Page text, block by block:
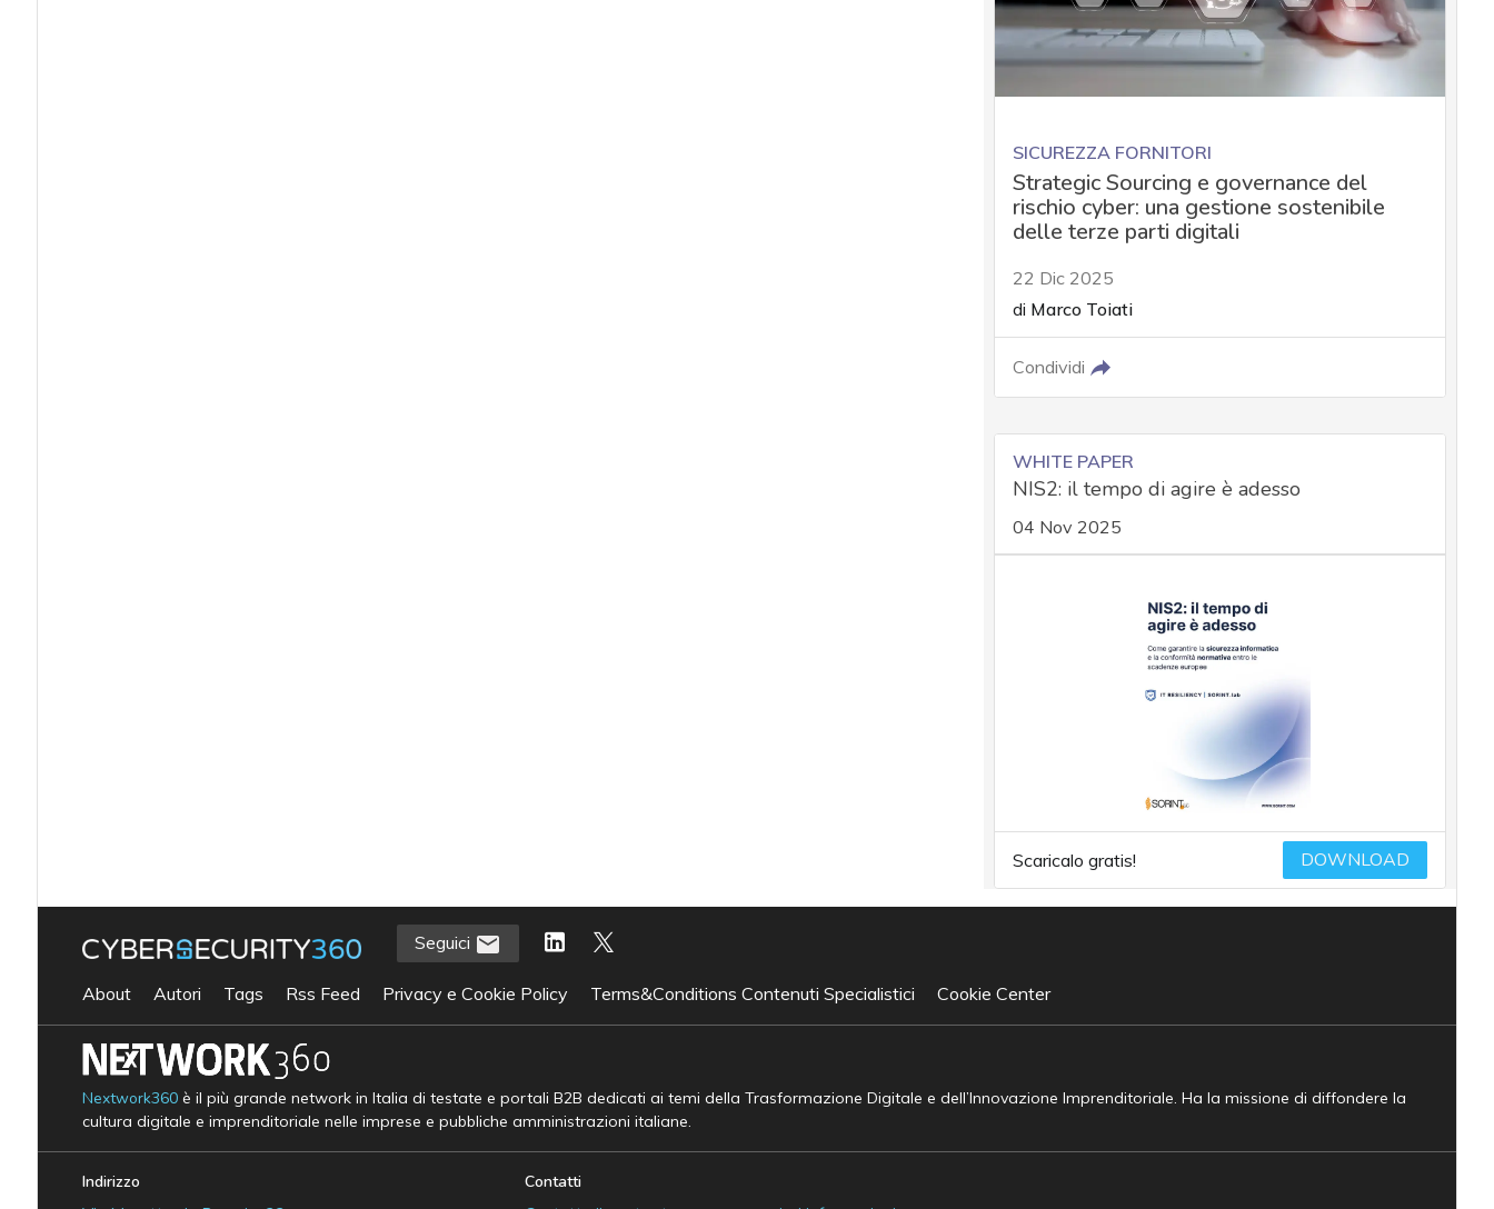
SICUREZZA FORNITORI
Strategic Sourcing e governance del
rischio cyber: una gestione sostenibile
delle terze parti digitali
22 Dic 2025
di Marco Toiati
Condividi
WHITE PAPER
NIS2: il tempo di agire è adesso
04 Nov 2025
Scaricalo gratis! DOWNLOAD
Seguici
About Autori Tags Rss Feed Privacy e Cookie Policy Terms&Conditions Contenuti Specialistici Cookie Center
Nextwork360è il più grande network in Italia di testate e portali B2B dedicati ai temi della Trasformazione Digitale e dell’Innovazione Imprenditoriale. Ha la missione di diffondere la
cultura digitale e imprenditoriale nelle imprese e pubbliche amministrazioni italiane.
Indirizzo Contatti